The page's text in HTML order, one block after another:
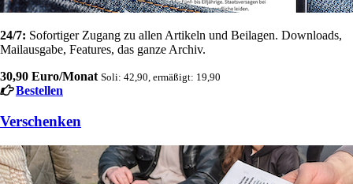
24/7: Sofortiger Zugang zu allen Artikeln und Beilagen. Downloads,
Mailausgabe, Features, das ganze Archiv.
30,90 Euro/Monat Soli: 42,90, ermäßigt: 19,90
Bestellen
Verschenken